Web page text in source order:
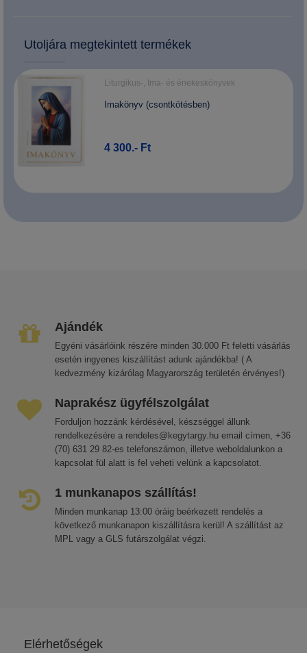
Utoljára megtekintett termékek
Liturgikus-, Ima- és énekeskönyvek
Imakönyv (csontkötésben)
4 300.- Ft
Ajándék
Egyéni vásárlóink részére minden 30.000 Ft feletti vásárlás
esetén ingyenes kiszállítást adunk ajándékba! ( A
kedvezmény kizárólag Magyarország területén érvényes!)
Naprakész ügyfélszolgálat
Forduljon hozzánk kérdésével, készséggel állunk
rendelkezésére a rendeles@kegytargy.hu email címen, +36
(70) 631 29 82-es telefonszámon, illetve weboldalunkon a
kapcsolat fül alatt is fel veheti velünk a kapcsolatot.
1 munkanapos szállítás!
Minden munkanap 13:00 óráig beérkezett rendelés a
következő munkanapon kiszállításra kerül! A szállítást az
MPL vagy a GLS futárszolgálat végzi.
Elérhetőségek